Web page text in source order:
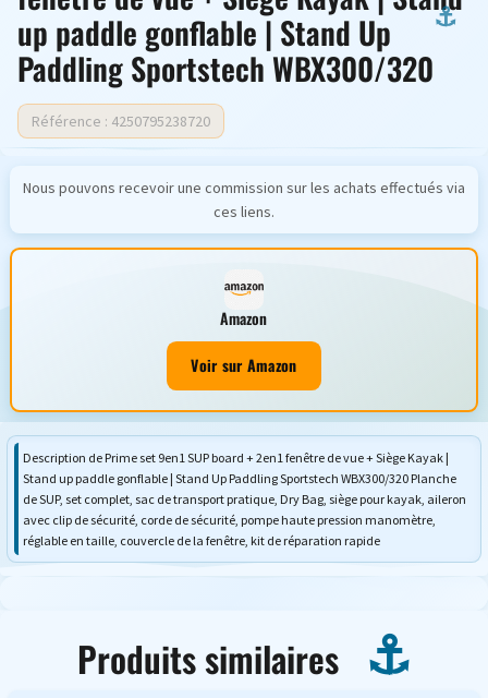
up paddle gonflable | Stand Up
Paddling Sportstech WBX300/320
Référence : 4250795238720
Nous pouvons recevoir une commission sur les achats effectués via
ces liens.
Amazon
Voir sur Amazon
Description de Prime set 9en1 SUP board + 2en1 fenêtre de vue + Siège Kayak |
Stand up paddle gonflable | Stand Up Paddling Sportstech WBX300/320 Planche
de SUP, set complet, sac de transport pratique, Dry Bag, siège pour kayak, aileron
avec clip de sécurité, corde de sécurité, pompe haute pression manomètre,
réglable en taille, couvercle de la fenêtre, kit de réparation rapide
Produits similaires